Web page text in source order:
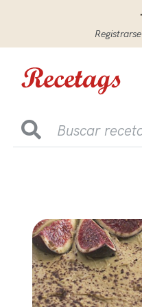
Registrarse